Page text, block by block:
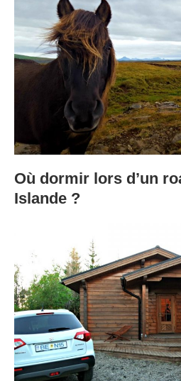
Où dormir lors d’un
Islande ?